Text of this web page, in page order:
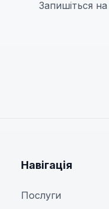
Запишіться
Навігація
Послуги